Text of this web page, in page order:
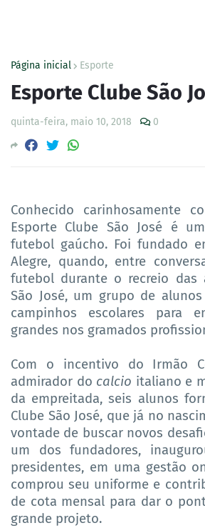
Página inicial Esporte
Esporte Clube São
quinta-feira, maio 10, 2018 0
Conhecido carinhosamente
Esporte Clube São José é
futebol gaúcho. Foi fundado
Alegre, quando, entre
futebol durante o recreio das
São José, um grupo de
campinhos escolares para
grandes nos gramados
Com o incentivo do Irmão
admirador do calcio italiano e
da empreitada, seis alunos
Clube São José, que já no
vontade de buscar novos
um dos fundadores,
presidentes, em uma gestão
comprou seu uniforme e
de cota mensal para dar o
grande projeto.